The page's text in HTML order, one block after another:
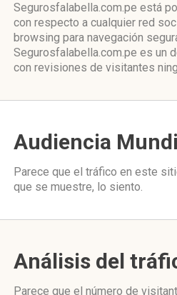
Segurosfalabella.com.pe está
con respecto a cualquier red
browsing para navegación
Segurosfalabella.com.pe es un
con revisiones de visitantes
Audiencia
Parece que el tráfico en este
que se muestre, lo siento.
Análisis del
Parece que el número de